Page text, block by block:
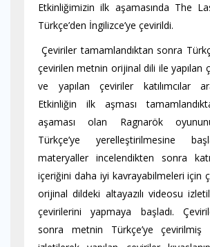
Etkinliğimizin ilk aşamasında The
Türkçe’den İngilizce’ye çevirildi.
Çeviriler tamamlandıktan sonra
çevirilen metnin orijinal dili ile yapılan
ve yapılan çeviriler katılımcılar
Etkinliğin ilk aşması
aşaması olan Ragnarök
Türkçe’ye yerelleştirilmesine
materyaller incelendikten sonra
içeriğini daha iyi kavrayabilmeleri için
orijinal dildeki altayazılı videosu
çevirilerini yapmaya başladı.
sonra metnin Türkçe’ye çevirilmiş